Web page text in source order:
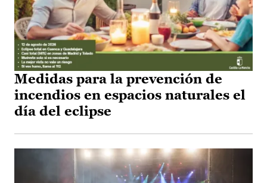
Medidas para la prevención de
incendios en espacios naturales el
día del eclipse